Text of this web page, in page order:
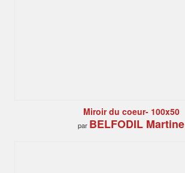
Miroir du coeur- 100x50
par BELFODIL Martine